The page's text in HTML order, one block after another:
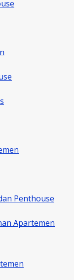
Penthouse
Apartemen